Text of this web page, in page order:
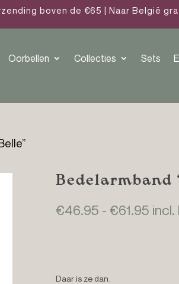
boven de €65 | Naar België
Oorbellen Collecties Sets
Bedelarmband
€46.95 - €61.95
Daar is ze dan.